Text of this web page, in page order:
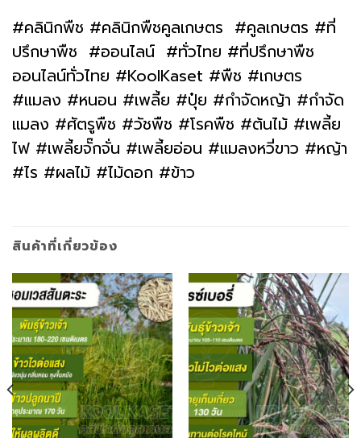
#คลินิกพืช #คลินิกพืชคูลเกษตร #คูลเกษตร #ที่
ปรึกษาพืช #ออนไลน์ #ทั่วไทย #ที่ปรึกษาพืช
ออนไลน์ทั่วไทย #KoolKaset #พืช #เกษตร
#แมลง #หนอน #เพลี้ย #ปุ๋ย #กำจัดหญ้า #กำจัด
แมลง #ศัตรูพืช #วัชพืช #โรคพืช #ต้นไม้ #เพลี้ย
ไฟ #เพลี้ยจั๊กจั่น #เพลี้ยอ่อน #แมลงหวี่ขาว #หญ้า
#ไร #ผลไม้ #ไม้ดอก #ข้าว
สินค้าที่เกี่ยวข้อง